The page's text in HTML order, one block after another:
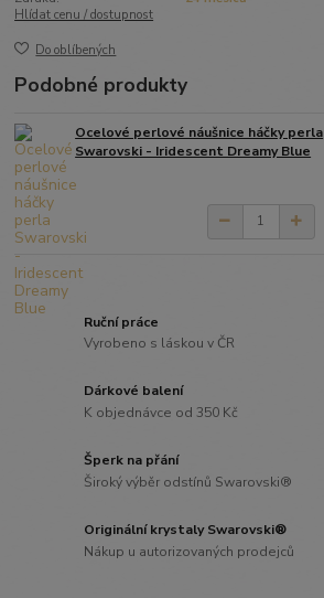
Hlídat cenu / dostupnost
Do oblíbených
Podobné produkty
Ocelové perlové náušnice háčky perla
Swarovski - Iridescent Dreamy Blue
Ruční práce
Vyrobeno s láskou v ČR
Dárkové balení
K objednávce od 350 Kč
Šperk na přání
Široký výběr odstínů Swarovski®
Originální krystaly Swarovski®
Nákup u autorizovaných prodejců